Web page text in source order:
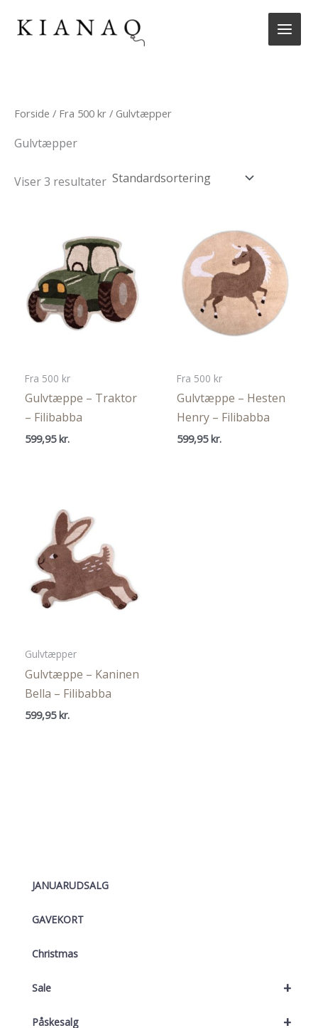
JANUARUDSALG
GAVEKORT
Christmas
+
Sale
+
Påskesalg
Forside / Fra 500 kr / Gulvtæpper
Gulvtæpper
Viser 3 resultater
Fra 500 kr
Gulvtæppe – Traktor
– Filibabba
599,95 kr.
Fra 500 kr
Gulvtæppe – Hesten
Henry – Filibabba
599,95 kr.
Gulvtæpper
Gulvtæppe – Kaninen
Bella – Filibabba
599,95kr.